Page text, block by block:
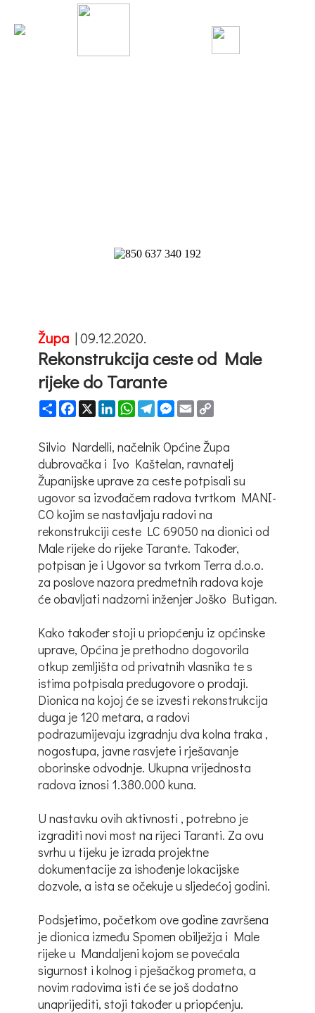
Župa |09.12.2020.
Rekonstrukcija ceste od Male
rijeke do Tarante
ShareFacebook
X LinkedInWhatsApp
TelegramMessenger
Email
Silvio Nardelli, načelnik Općine Župa
dubrovačka i Ivo Kaštelan, ravnatelj
Županijske uprave za ceste potpisali su
ugovor sa izvođačem radova tvrtkom MANI-
CO kojim se nastavljaju radovi na
rekonstrukciji ceste LC 69050 na dionici od
Male rijeke do rijeke Tarante. Također,
potpisan je i Ugovor sa tvrkom Terra d.o.o.
za poslove nazora predmetnih radova koje
će obavljati nadzorni inženjer Joško Butigan.
Kako također stoji u priopćenju iz općinske
uprave, Općina je prethodno dogovorila
otkup zemljišta od privatnih vlasnika te s
istima potpisala predugovore o prodaji.
Dionica na kojoj će se izvesti rekonstrukcija
duga je 120 metara, a radovi
podrazumijevaju izgradnju dva kolna traka ,
nogostupa, javne rasvjete i rješavanje
oborinske odvodnje. Ukupna vrijednosta
radova iznosi 1.380.000 kuna.
U nastavku ovih aktivnosti , potrebno je
izgraditi novi most na rijeci Taranti. Za ovu
svrhu u tijeku je izrada projektne
dokumentacije za ishođenje lokacijske
dozvole, a ista se očekuje u sljedećoj godini.
Podsjetimo, početkom ove godine završena
je dionica između Spomen obilježja i Male
rijeke u Mandaljeni kojom se povećala
sigurnost i kolnog i pješačkog prometa, a
novim radovima isti će se još dodatno
unaprijediti, stoji također u priopćenju.